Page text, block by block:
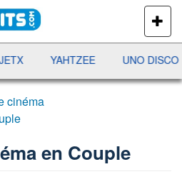
PLUS
DE
JEUX
YAHTZEE UNO DISCO
cinéma
en Couple